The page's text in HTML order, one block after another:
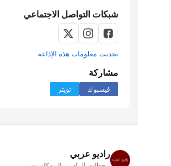
شبكات التواصل الاجتماعي
تحديث معلومات هذه الإذاعة
مشاركة
فيسبوك تويتر
راديو عربي